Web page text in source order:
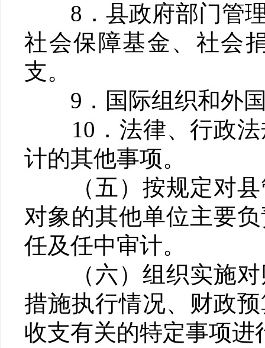
8．县政府部门管理
社会保障基金、社会
支。
9．国际组织和外国
10．法律、行政法
计的其他事项。
（五）按规定对县
对象的其他单位主要
任及任中审计。
（六）组织实施对
措施执行情况、财政
收支有关的特定事项进